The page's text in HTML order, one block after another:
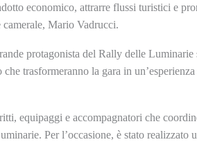
economico, attrarre flussi turistici e
camerale, Mario Vadrucci.
protagonista del Rally delle
trasformeranno la gara in
equipaggi e accompagnatori che
Per l’occasione, è stato realizzato